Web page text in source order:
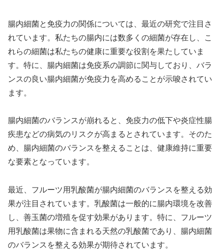
腸内細菌と免疫力の関係については、最近の研究で注目さ
れています。私たちの腸内には数多くの細菌が存在し、こ
れらの細菌は私たちの健康に重要な役割を果たしていま
す。特に、腸内細菌は免疫系の調節に関与しており、バラ
ンスの良い腸内細菌が免疫力を高めることが示唆されてい
ます。
腸内細菌のバランスが崩れると、免疫力の低下や炎症性腸
疾患などの病気のリスクが高まるとされています。そのた
め、腸内細菌のバランスを整えることは、健康維持に重要
な要素となっています。
最近、フルーツ用乳酸菌が腸内細菌のバランスを整える効
果が注目されています。乳酸菌は一般的に腸内環境を改善
し、善玉菌の増殖を促す効果があります。特に、フルーツ
用乳酸菌は果物に含まれる天然の乳酸菌であり、腸内細菌
のバランスを整える効果が期待されています。